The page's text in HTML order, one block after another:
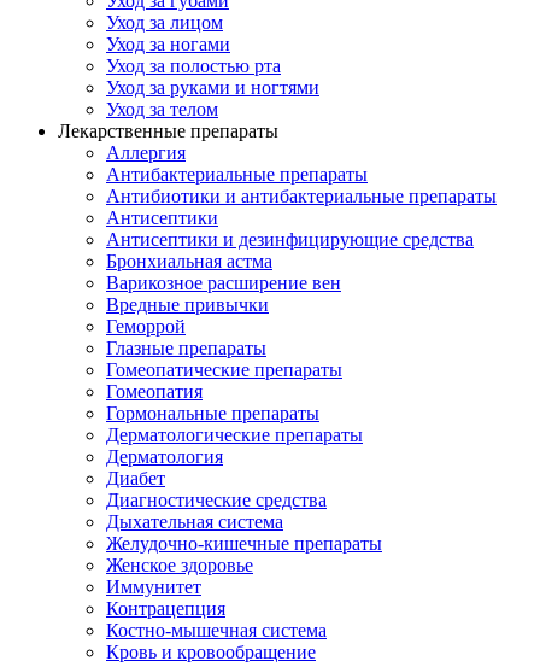
Уход за лицом
Уход за ногами
Уход за полостью рта
Уход за руками и ногтями
Уход за телом
Лекарственные препараты
Аллергия
Антибактериальные препараты
Антибиотики и антибактериальные препараты
Антисептики
Антисептики и дезинфицирующие средства
Бронхиальная астма
Варикозное расширение вен
Вредные привычки
Геморрой
Глазные препараты
Гомеопатические препараты
Гомеопатия
Гормональные препараты
Дерматологические препараты
Дерматология
Диабет
Диагностические средства
Дыхательная система
Желудочно-кишечные препараты
Женское здоровье
Иммунитет
Контрацепция
Костно-мышечная система
Кровь и кровообращение